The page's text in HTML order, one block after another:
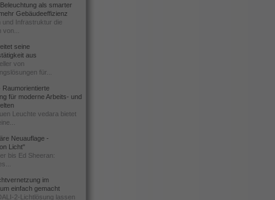
als smarter
Gebäudeeffizienz
und Infrastruktur die
von...
seine
aus
von
für...
Raumorientierte
für moderne Arbeits- und
Leuchte vedara bietet
Neuauflage -
Licht"
bis Ed Sheeran:
im
einfach gemacht
2-Lichtlösung lassen